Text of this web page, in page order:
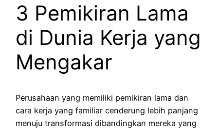
3 Pemikiran Lama
di Dunia Kerja yang
Mengakar
Perusahaan yang memiliki pemikiran lama dan
cara kerja yang familiar cenderung lebih panjang
menuju transformasi dibandingkan mereka yang